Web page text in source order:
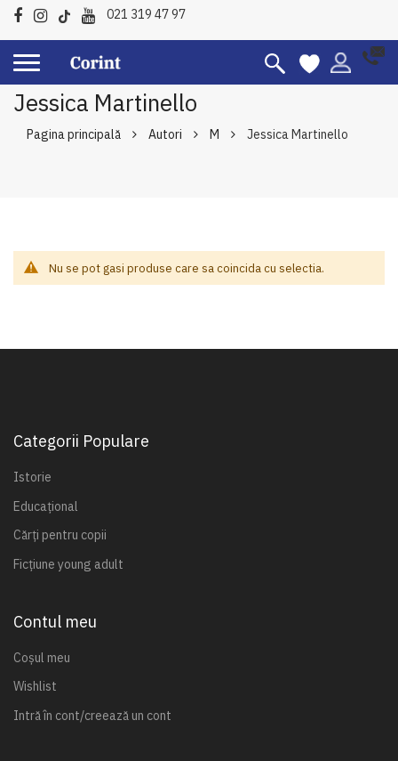
021 319 47 97
Jessica Martinello
Pagina principală Autori M Jessica Martinello
Nu se pot gasi produse care sa coincida cu selectia.
Categorii Populare
Istorie
Educațional
Cărți pentru copii
Ficțiune young adult
Contul meu
Coșul meu
Wishlist
Intră în cont/creează un cont